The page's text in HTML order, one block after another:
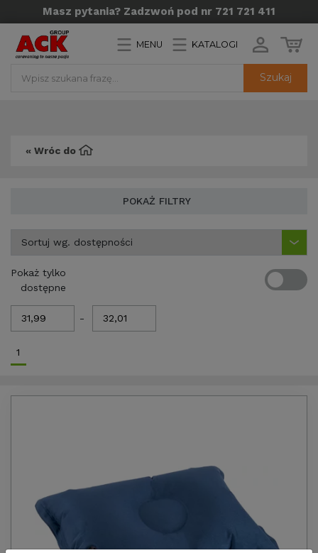
Masz pytania? Zadzwoń pod nr 721 721 411
Szukaj
MENU KATALOGI
« Wróc do
POKAŻ FILTRY
Pokaż tylko
dostępne
-
1